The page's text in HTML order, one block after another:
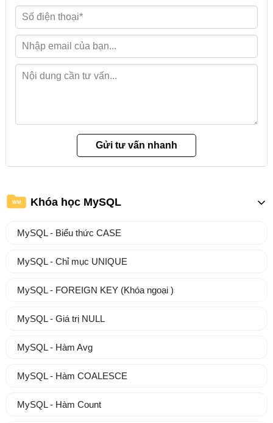
WM Khóa học MySQL
MySQL - Biểu thức CASE
MySQL - Chỉ mục UNIQUE
MySQL - FOREIGN KEY (Khóa ngoại )
MySQL - Giá trị NULL
MySQL - Hàm Avg
MySQL - Hàm COALESCE
MySQL - Hàm Count